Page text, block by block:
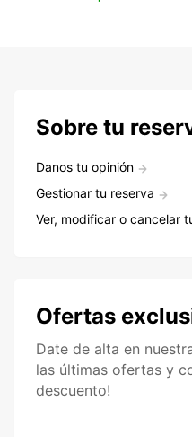
Sobre tu
Danos tu opinión
Gestionar tu reserva
Ver, modificar o cancelar
Ofertas
Date de alta en
las últimas ofertas y
descuento!